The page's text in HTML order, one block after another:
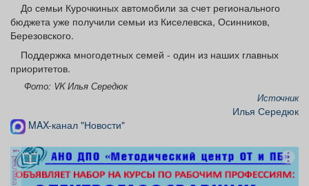
До семьи Курочкиных автомобили за счет регионального
бюджета уже получили семьи из Киселевска, Осинников,
Березовского.
Поддержка многодетных семей - один из наших главных
приоритетов.
Фото: VK Илья Середюк
Источник
Илья Середюк
MAX-канал "Новости"
реклама